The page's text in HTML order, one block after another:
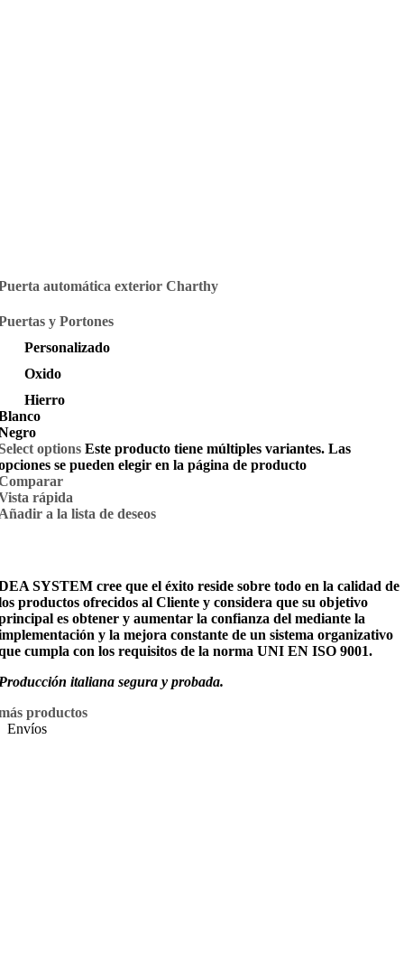
automática exterior Charthy
y Portones
Personalizado
Oxido
Hierro
options Este producto tiene múltiples variantes. Las
se pueden elegir en la página de producto
rápida
a la lista de deseos
SYSTEM cree que el éxito reside sobre todo en la calidad de
productos ofrecidos al Cliente y considera que su objetivo
es obtener y aumentar la confianza del mediante la
y la mejora constante de un sistema organizativo
cumpla con los requisitos de la norma UNI EN ISO 9001.
italiana segura y probada.
productos
Envíos